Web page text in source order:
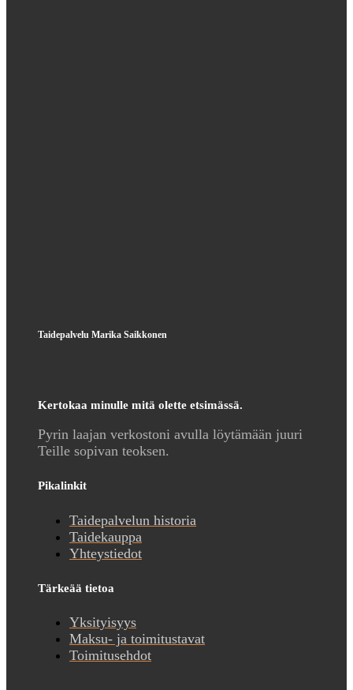
Taidepalvelu Marika Saikkonen
Kertokaa minulle mitä olette etsimässä.
Pyrin laajan verkostoni avulla löytämään juuri
Teille sopivan teoksen.
Pikalinkit
Taidepalvelun historia
Taidekauppa
Yhteystiedot
Tärkeää tietoa
Yksityisyys
Maksu- ja toimitustavat
Toimitusehdot